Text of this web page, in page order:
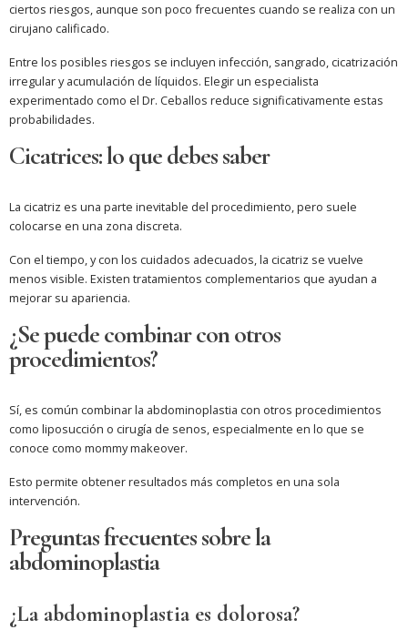
ciertos riesgos, aunque son poco frecuentes cuando se realiza con un
cirujano calificado.
Entre los posibles riesgos se incluyen infección, sangrado, cicatrización
irregular y acumulación de líquidos. Elegir un especialista
experimentado como el Dr. Ceballos reduce significativamente estas
probabilidades.
Cicatrices: lo que debes saber
La cicatriz es una parte inevitable del procedimiento, pero suele
colocarse en una zona discreta.
Con el tiempo, y con los cuidados adecuados, la cicatriz se vuelve
menos visible. Existen tratamientos complementarios que ayudan a
mejorar su apariencia.
¿Se puede combinar con otros
procedimientos?
Sí, es común combinar la abdominoplastia con otros procedimientos
como liposucción o cirugía de senos, especialmente en lo que se
conoce como mommy makeover.
Esto permite obtener resultados más completos en una sola
intervención.
Preguntas frecuentes sobre la
abdominoplastia
¿La abdominoplastia es dolorosa?